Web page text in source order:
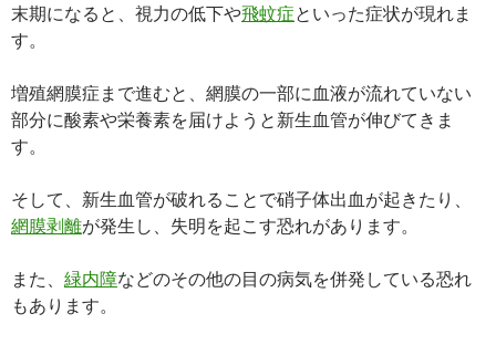
末期になると、視力の低下や飛蚊症といった症状が現れま
す。
増殖網膜症まで進むと、網膜の一部に血液が流れていない
部分に酸素や栄養素を届けようと新生血管が伸びてきま
す。
そして、新生血管が破れることで硝子体出血が起きたり、
網膜剥離が発生し、失明を起こす恐れがあります。
また、 緑内障などのその他の目の病気を併発している恐れ
もあります。